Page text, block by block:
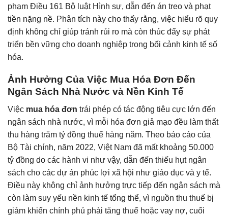
phạm Điều 161 Bộ luật Hình sự, dẫn đến án treo và phạt
tiền nặng nề. Phân tích này cho thấy rằng, việc hiểu rõ quy
định không chỉ giúp tránh rủi ro mà còn thúc đẩy sự phát
triển bền vững cho doanh nghiệp trong bối cảnh kinh tế số
hóa.
Ảnh Hưởng Của Việc Mua Hóa Đơn Đến
Ngân Sách Nhà Nước và Nền Kinh Tế
Việc mua hóa đơn trái phép có tác động tiêu cực lớn đến
ngân sách nhà nước, vì mỗi hóa đơn giả mạo đều làm thất
thu hàng trăm tỷ đồng thuế hàng năm. Theo báo cáo của
Bộ Tài chính, năm 2022, Việt Nam đã mất khoảng 50.000
tỷ đồng do các hành vi như vậy, dẫn đến thiếu hụt ngân
sách cho các dự án phúc lợi xã hội như giáo dục và y tế.
Điều này không chỉ ảnh hưởng trực tiếp đến ngân sách mà
còn làm suy yếu nền kinh tế tổng thể, vì nguồn thu thuế bị
giảm khiến chính phủ phải tăng thuế hoặc vay nợ, cuối